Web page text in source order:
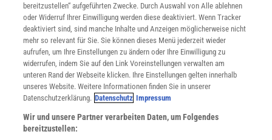
Extremwetter
Hitzewellen, Hochwasser, Stürme: Der Klimawandel macht extreme
Wetterereignisse wahrscheinlicher – auch in Deutschland. Wie sie
bereitzustellen“ aufgeführten Zwecke. Durch Auswahl von Alle ablehnen
oder Widerruf Ihrer Einwilligung werden diese deaktiviert. Wenn Tracker
deaktiviert sind, sind manche Inhalte und Anzeigen möglicherweise nicht
mehr so relevant für Sie. Sie können dieses Menü jederzeit wieder
aufrufen, um Ihre Einstellungen zu ändern oder Ihre Einwilligung zu
widerrufen, indem Sie auf den Link Voreinstellungen verwalten am
unteren Rand der Webseite klicken. Ihre Einstellungen gelten innerhalb
unseres Website. Weitere Informationen finden Sie in unserer
Datenschutzerklärung. Datenschutz Impressum
Wir und unsere Partner verarbeiten Daten, um Folgendes
bereitzustellen: